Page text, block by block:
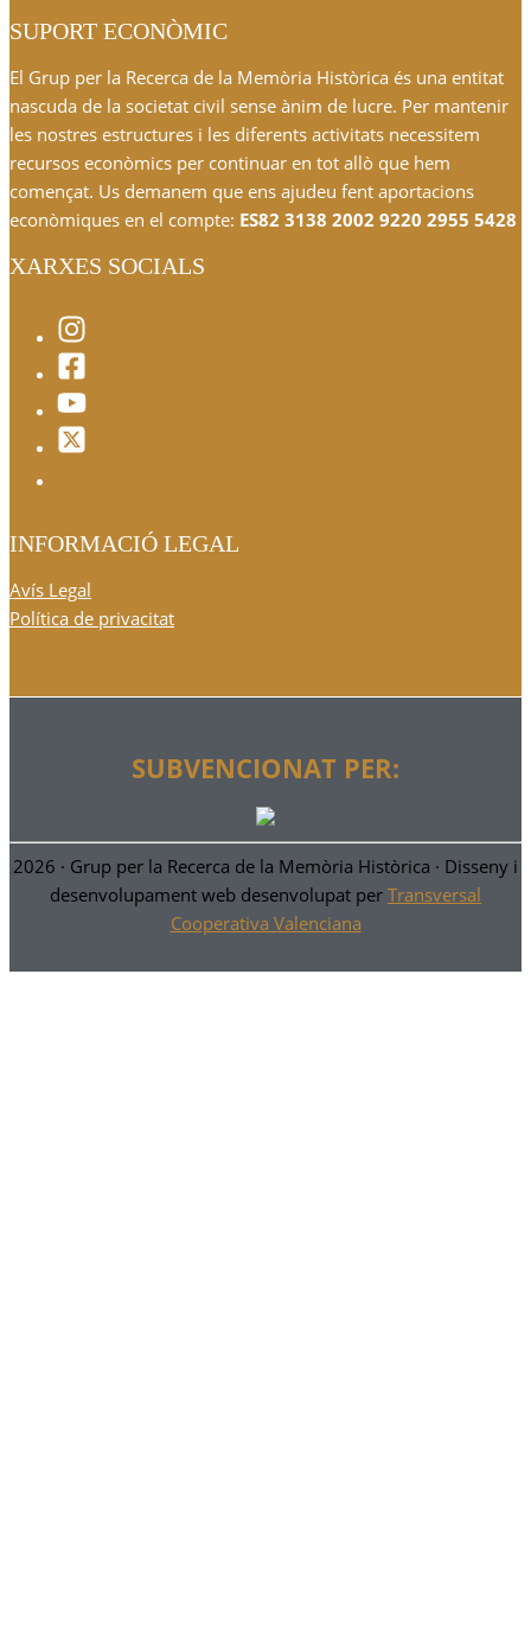
SUPORT ECONÒMIC
El Grup per la Recerca de la Memòria Històrica és una entitat
nascuda de la societat civil sense ànim de lucre. Per mantenir
les nostres estructures i les diferents activitats necessitem
recursos econòmics per continuar en tot allò que hem
començat. Us demanem que ens ajudeu fent aportacions
econòmiques en el compte: ES82 3138 2002 9220 2955 5428
XARXES SOCIALS
INFORMACIÓ LEGAL
Avís Legal
Política de privacitat
SUBVENCIONAT PER:
2026 · Grup per la Recerca de la Memòria Històrica · Disseny i
desenvolupament web desenvolupat per Transversal
Cooperativa Valenciana